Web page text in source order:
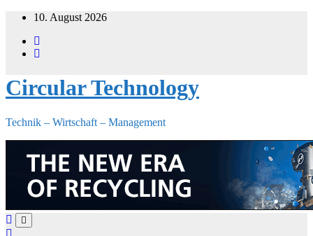
Zum
springen
10. August 2026
Circular Technology
Technik – Wirtschaft – Management